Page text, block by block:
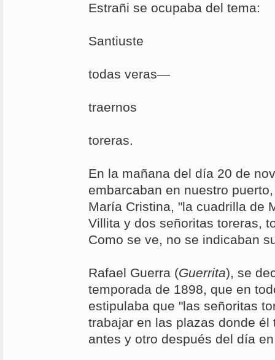
Estrañi se ocupaba del tema:
Santiuste
todas veras—
traernos
toreras.
En la mañana del día 20 de
embarcaban en nuestro
María Cristina, "la cuadrilla de
Villita y dos señoritas toreras,
Como se ve, no se indicaban
Rafael Guerra (Guerrita), se
temporada de 1898, que en
estipulaba que "las señoritas
trabajar en las plazas donde él
antes y otro después del día